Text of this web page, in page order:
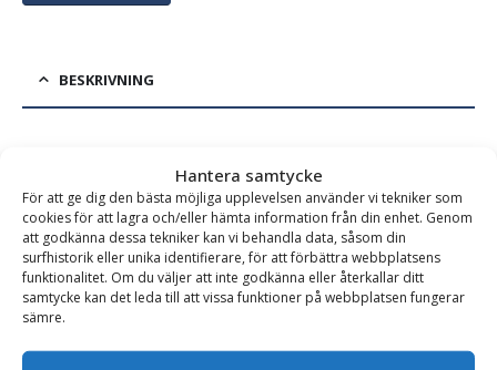
Hantera samtycke
För att ge dig den bästa möjliga upplevelsen använder vi tekniker som
cookies för att lagra och/eller hämta information från din enhet. Genom
att godkänna dessa tekniker kan vi behandla data, såsom din
surfhistorik eller unika identifierare, för att förbättra webbplatsens
funktionalitet. Om du väljer att inte godkänna eller återkallar ditt
samtycke kan det leda till att vissa funktioner på webbplatsen fungerar
sämre.
BESKRIVNING
2400 mm, djup 1150 mm, vikt 475 kg, för maskinvikt 4-9
ton
Frontplaneringsskopa för traktor och hjullastare – för
exakt markutjämning.En robust och högpresterande
frontplaneringsskopa för traktorer, hjullastare och